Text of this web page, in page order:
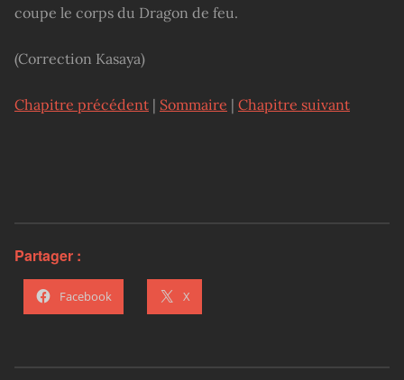
coupe le corps du Dragon de feu.
(Correction Kasaya)
Chapitre précédent | Sommaire | Chapitre suivant
Partager :
Facebook X